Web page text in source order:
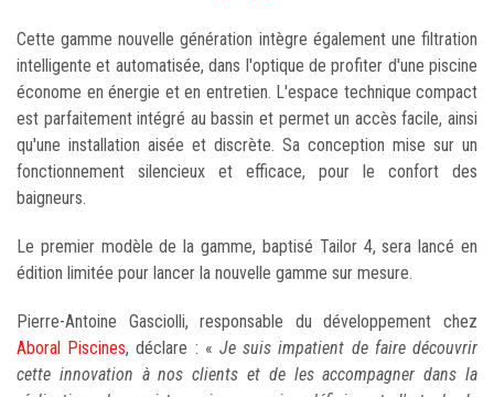
Cette gamme nouvelle génération intègre également une filtration
intelligente et automatisée, dans l'optique de profiter d'une piscine
économe en énergie et en entretien. L'espace technique compact
est parfaitement intégré au bassin et permet un accès facile, ainsi
qu'une installation aisée et discrète. Sa conception mise sur un
fonctionnement silencieux et efficace, pour le confort des
baigneurs.
Le premier modèle de la gamme, baptisé Tailor 4, sera lancé en
édition limitée pour lancer la nouvelle gamme sur mesure.
Pierre-Antoine Gasciolli, responsable du développement chez
Aboral Piscines, déclare : «Je suis impatient de faire découvrir
cette innovation à nos clients et de les accompagner dans la